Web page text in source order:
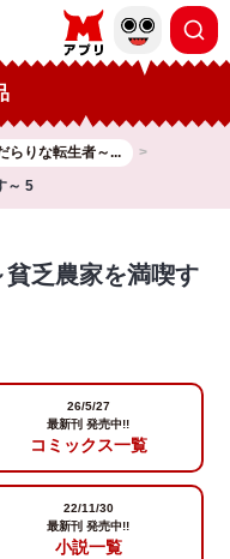
らりな転生者～...
～ 5
乏農家を満喫す
26/5/27
最新刊 発売中!!
コミックス一覧
22/11/30
最新刊 発売中!!
小説一覧